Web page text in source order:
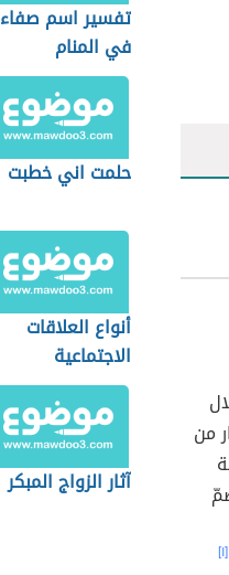
من
[١]
تفسير اسم صفاء
في المنام
حلمت اني خطبت
أنواع العلاقات
الاجتماعية
آثار الزواج المبكر